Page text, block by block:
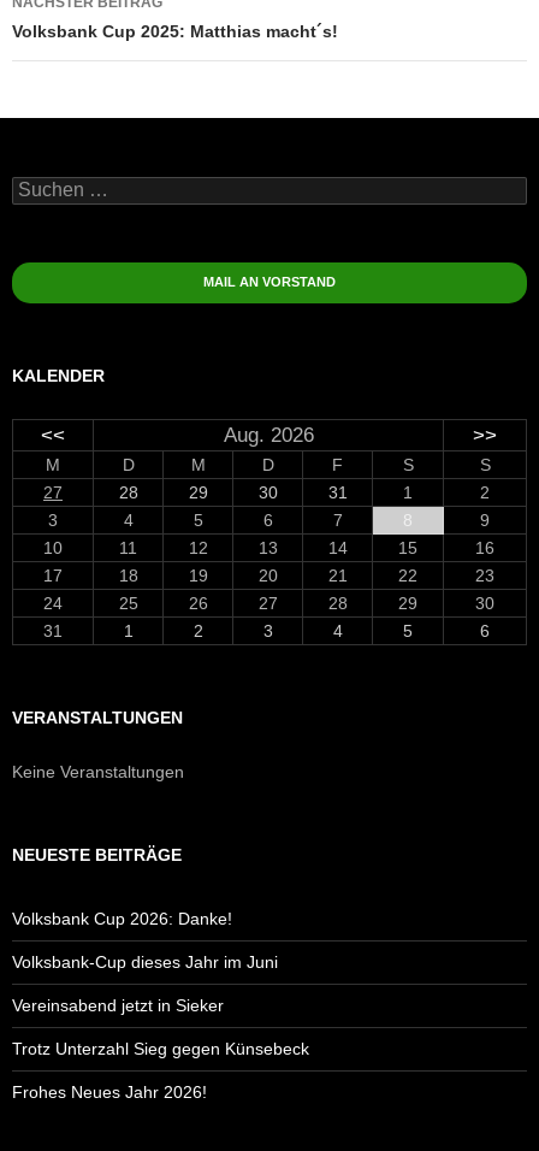
Volksbank Cup 2025: Matthias macht´s!
Suchen
nach:
MAIL AN VORSTAND
KALENDER
<< Aug. 2026 >>
M D M D F S
S
27
28 29 30 31 1
2
3
4 5 6 7 8
9
10
11 12 13 14 15
16
17
18 19 20 21 22
23
24
25 26 27 28 29
30
31
1 2 3 4 5 6
VERANSTALTUNGEN
Keine Veranstaltungen
NEUESTE BEITRÄGE
Volksbank Cup 2026: Danke!
Volksbank-Cup dieses Jahr im Juni
Vereinsabend jetzt in Sieker
Trotz Unterzahl Sieg gegen Künsebeck
Frohes Neues Jahr 2026!